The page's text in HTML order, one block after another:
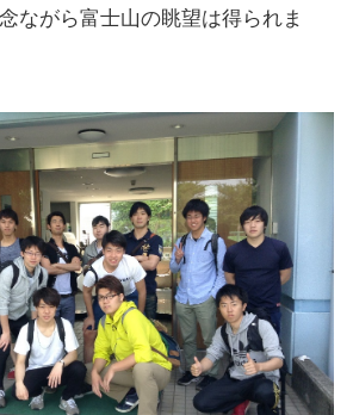
ながら富士山の眺望は得られま